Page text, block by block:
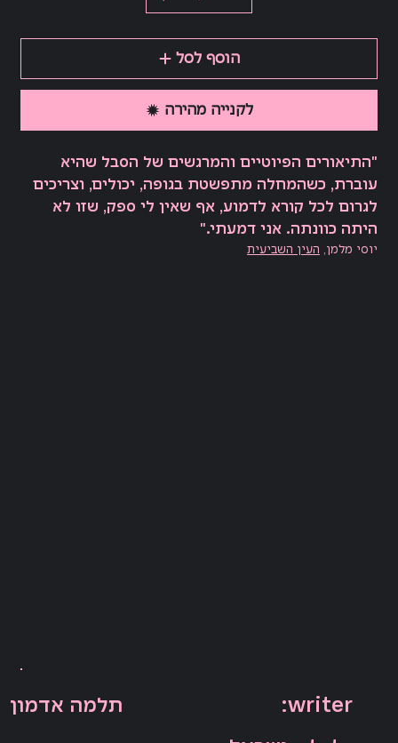
הוסף לסל
לקנייה מהירה
תלמה אדמון
:writer
"התיאורים הפיוטיים והמרגשים של הסבל שהיא
עוברת, כשהמחלה מתפשטת בגופה, יכולים, וצריכים
לגרום לכל קורא לדמוע, אף שאין לי ספק, שזו לא
היתה כוונתה. אני דמעתי."
יוסי מלמן, העין השביעית